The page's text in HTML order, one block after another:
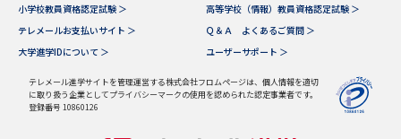
学問発見 学問検索
大学で学びたい学問発見
小学校教員資格認定試験 ＞
高等学校（情報）教員資格認定試験 ＞
テレメールお支払いサイト ＞
Ｑ＆Ａ よくあるご質問 ＞
大学進学IDについて ＞
ユーザーサポート ＞
テレメール進学サイトを管理運営する株式会社フロムページは、個人情報を適切
に取り扱う企業としてプライバシーマークの使用を認められた認定事業者です。
登録番号 10860126